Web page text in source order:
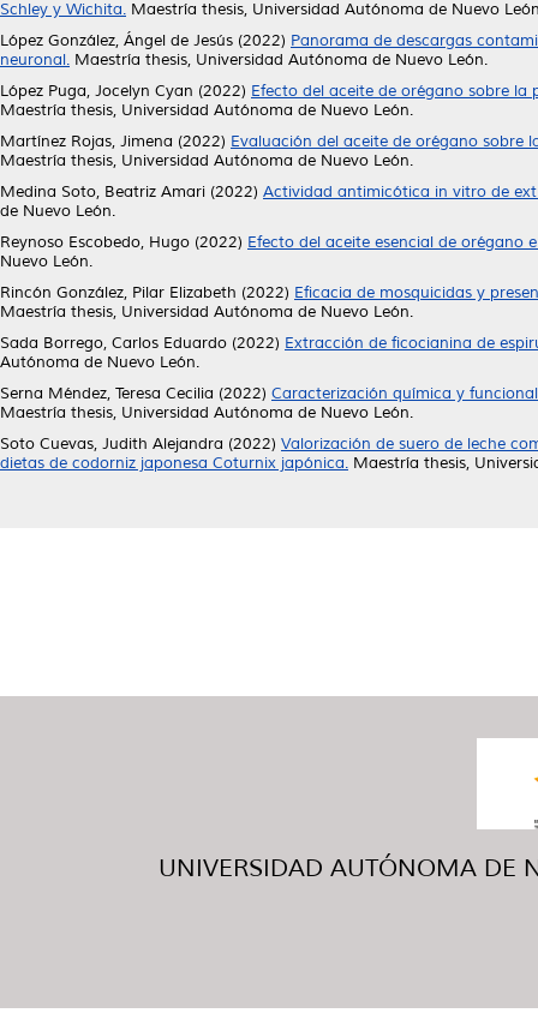
Schley y Wichita. Maestría thesis, Universidad Autónoma de Nuevo
López González, Ángel de Jesús (2022) Panorama de descargas
neuronal. Maestría thesis, Universidad Autónoma de Nuevo León.
López Puga, Jocelyn Cyan (2022) Efecto del aceite de orégano sobre
Maestría thesis, Universidad Autónoma de Nuevo León.
Martínez Rojas, Jimena (2022) Evaluación del aceite de orégano sobre
Maestría thesis, Universidad Autónoma de Nuevo León.
Medina Soto, Beatriz Amari (2022) Actividad antimicótica in vitro de
de Nuevo León.
Reynoso Escobedo, Hugo (2022) Efecto del aceite esencial de orégano
Nuevo León.
Rincón González, Pilar Elizabeth (2022) Eficacia de mosquicidas y
Maestría thesis, Universidad Autónoma de Nuevo León.
Sada Borrego, Carlos Eduardo (2022) Extracción de ficocianina de
Autónoma de Nuevo León.
Serna Méndez, Teresa Cecilia (2022) Caracterización química y
Maestría thesis, Universidad Autónoma de Nuevo León.
Soto Cuevas, Judith Alejandra (2022) Valorización de suero de leche
dietas de codorniz japonesa Coturnix japónica. Maestría thesis,
UNIVERSIDAD AUTÓNOMA DE